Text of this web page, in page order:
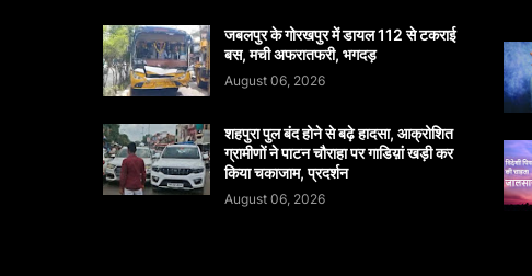
जबलपुर के गोरखपुर में डायल 112 से टकराई
बस, मची अफरातफरी, भगदड़
August 06, 2026
शहपुरा पुल बंद होने से बढ़े हादसा, आक्रोशित
ग्रामीणों ने पाटन चौराहा पर गाडिय़ां खड़ी कर
किया चकाजाम, प्रदर्शन
August 06, 2026